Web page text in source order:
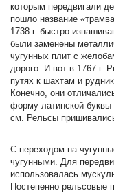
которым передвигали
пошло название
1738 г. быстро
были заменены
чугунных плит с
дорого. И вот в 1767 г.
путях к шахтам и
Конечно, они
форму латинской
см. Рельсы
С переходом на
чугунными. Для
использовалась
Постепенно рельсовые